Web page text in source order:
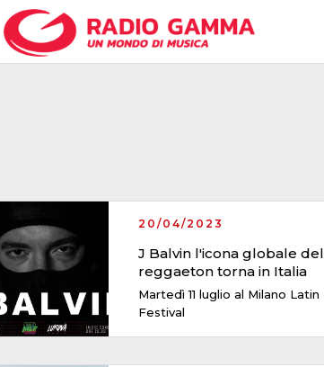
20/04/2023
J Balvin l'icona globale del
reggaeton torna in Italia
Martedì 11 luglio al Milano Latin
Festival